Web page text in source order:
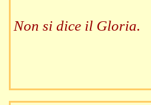
Non si dice il Gloria.